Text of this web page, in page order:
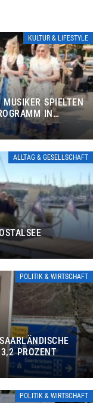
KULTUR & LIFESTYLE
SPIELTEN
IN
ALLTAG & GESELLSCHAFT
POLITIK & WIRTSCHAFT
PROZENT
POLITIK & WIRTSCHAFT